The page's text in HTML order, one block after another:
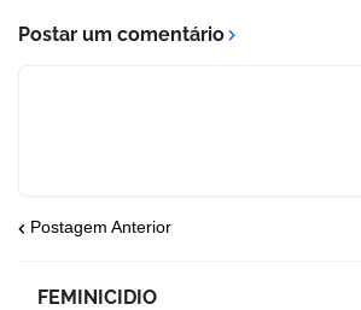
Postar um comentário
Postagem Anterior
FEMINICIDIO